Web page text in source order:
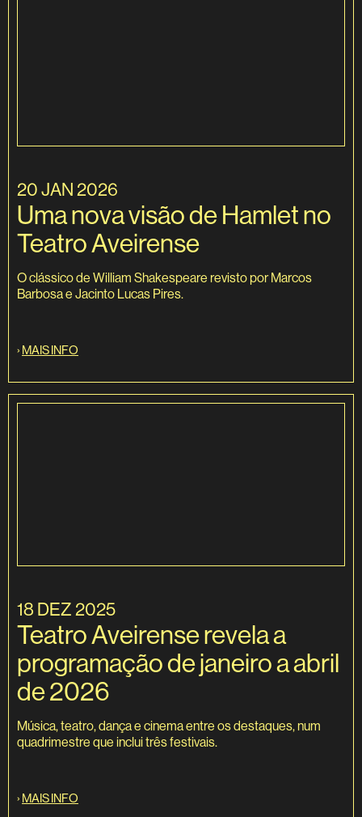
20 JAN 2026
Uma nova visão de Hamlet no
Teatro Aveirense
O clássico de William Shakespeare revisto por Marcos
Barbosa e Jacinto Lucas Pires.
› MAIS INFO
18 DEZ 2025
Teatro Aveirense revela a
programação de janeiro a abril
de 2026
Música, teatro, dança e cinema entre os destaques, num
quadrimestre que inclui três festivais.
› MAIS INFO